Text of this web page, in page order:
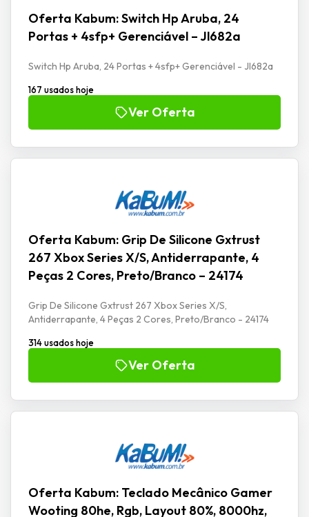
Oferta Kabum: Switch Hp Aruba, 24
Portas + 4sfp+ Gerenciável – Jl682a
Switch Hp Aruba, 24 Portas + 4sfp+ Gerenciável - Jl682a
167 usados hoje
Ver Oferta
Oferta Kabum: Grip De Silicone Gxtrust
267 Xbox Series X/S, Antiderrapante, 4
Peças 2 Cores, Preto/Branco – 24174
Grip De Silicone Gxtrust 267 Xbox Series X/S,
Antiderrapante, 4 Peças 2 Cores, Preto/Branco - 24174
314 usados hoje
Ver Oferta
Oferta Kabum: Teclado Mecânico Gamer
Wooting 80he, Rgb, Layout 80%, 8000hz,